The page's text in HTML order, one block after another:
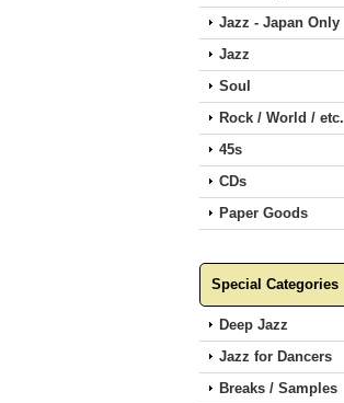
Jazz - Japan Only
Jazz
Soul
Rock / World / etc.
45s
CDs
Paper Goods
Special Categories
Deep Jazz
Jazz for Dancers
Breaks / Samples